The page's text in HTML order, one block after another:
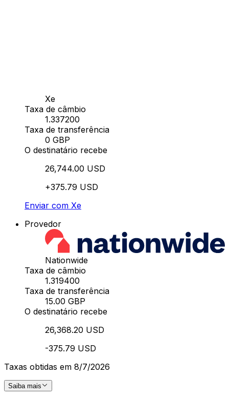
Xe
Taxa de câmbio
1.337200
Taxa de transferência
0 GBP
O destinatário recebe
26,744.00 USD
+375.79 USD
Enviar com Xe
Provedor
Nationwide
Taxa de câmbio
1.319400
Taxa de transferência
15.00 GBP
O destinatário recebe
26,368.20 USD
-375.79 USD
Taxas obtidas em 8/7/2026
Saiba mais